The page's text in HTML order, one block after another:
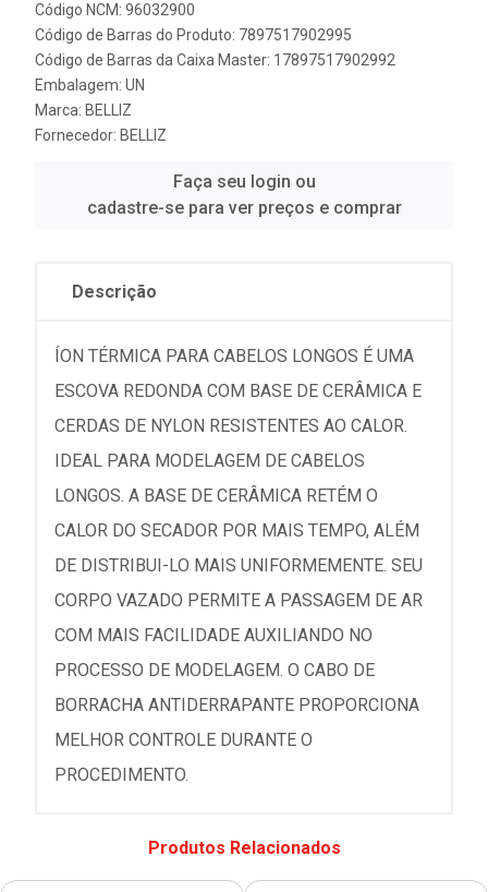
Código NCM: 96032900
Código de Barras do Produto: 7897517902995
Código de Barras da Caixa Master: 17897517902992
Embalagem: UN
Marca: BELLIZ
Fornecedor: BELLIZ
Faça seu login ou
cadastre-se para ver preços e comprar
Descrição
ÍON TÉRMICA PARA CABELOS LONGOS É UMA
ESCOVA REDONDA COM BASE DE CERÂMICA E
CERDAS DE NYLON RESISTENTES AO CALOR.
IDEAL PARA MODELAGEM DE CABELOS
LONGOS. A BASE DE CERÂMICA RETÉM O
CALOR DO SECADOR POR MAIS TEMPO, ALÉM
DE DISTRIBUI-LO MAIS UNIFORMEMENTE. SEU
CORPO VAZADO PERMITE A PASSAGEM DE AR
COM MAIS FACILIDADE AUXILIANDO NO
PROCESSO DE MODELAGEM. O CABO DE
BORRACHA ANTIDERRAPANTE PROPORCIONA
MELHOR CONTROLE DURANTE O
PROCEDIMENTO.
Produtos Relacionados